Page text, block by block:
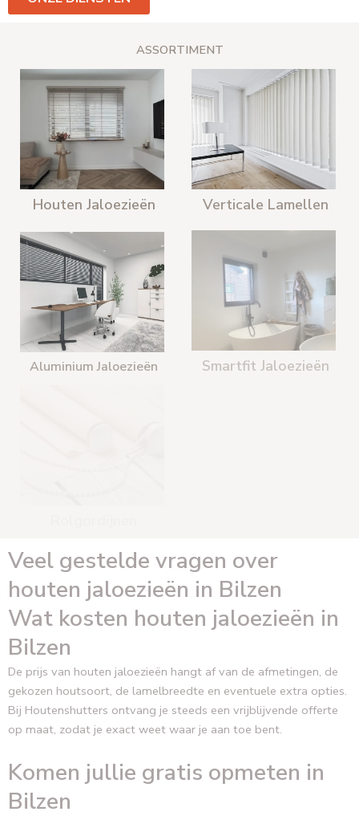
ASSORTIMENT
Houten Jaloezieën Verticale Lamellen
Aluminium Jaloezieën Smartfit Jaloezieën
Veel gestelde vragen over
houten jaloezieën in Bilzen
Wat kosten houten jaloezieën in
Bilzen
De prijs van houten jaloezieën hangt af van de afmetingen, de
gekozen houtsoort, de lamelbreedte en eventuele extra opties.
Bij Houtenshutters ontvang je steeds een vrijblijvende offerte
op maat, zodat je exact weet waar je aan toe bent.
Komen jullie gratis opmeten in
Bilzen